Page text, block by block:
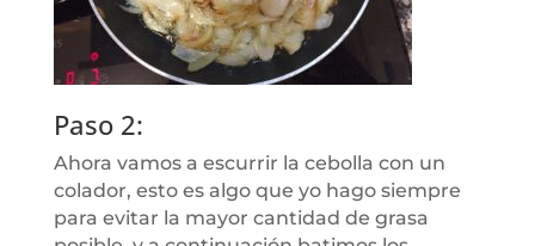
Paso 2:
Ahora vamos a escurrir la cebolla con un
colador, esto es algo que yo hago siempre
para evitar la mayor cantidad de grasa